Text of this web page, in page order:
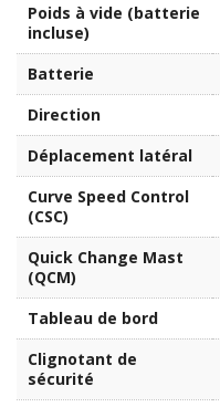
Poids à vide (batterie
incluse)
Batterie
Direction
Déplacement latéral
Curve Speed Control
(CSC)
Quick Change Mast
(QCM)
Tableau de bord
Clignotant de
sécurité